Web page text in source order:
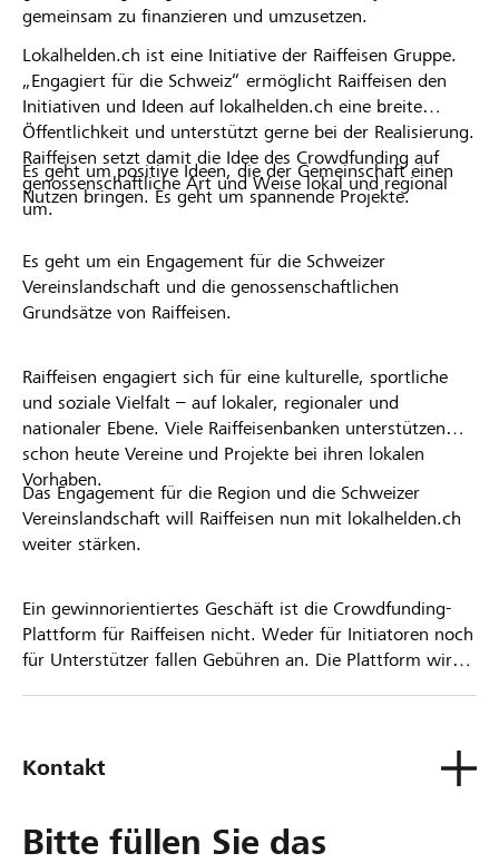
gemeinsam zu finanzieren und umzusetzen.
Lokalhelden.ch ist eine Initiative der Raiffeisen Gruppe.
„Engagiert für die Schweiz“ ermöglicht Raiffeisen den
Initiativen und Ideen auf lokalhelden.ch eine breite
Öffentlichkeit und unterstützt gerne bei der Realisierung.
Raiffeisen setzt damit die Idee des Crowdfunding auf
genossenschaftliche Art und Weise lokal und regional
um.
Es geht um positive Ideen, die der Gemeinschaft einen
Nutzen bringen. Es geht um spannende Projekte.
Es geht um ein Engagement für die Schweizer
Vereinslandschaft und die genossenschaftlichen
Grundsätze von Raiffeisen.
Raiffeisen engagiert sich für eine kulturelle, sportliche
und soziale Vielfalt – auf lokaler, regionaler und
nationaler Ebene. Viele Raiffeisenbanken unterstützen
schon heute Vereine und Projekte bei ihren lokalen
Vorhaben.
Das Engagement für die Region und die Schweizer
Vereinslandschaft will Raiffeisen nun mit lokalhelden.ch
weiter stärken.
Ein gewinnorientiertes Geschäft ist die Crowdfunding-
Plattform für Raiffeisen nicht. Weder für Initiatoren noch
für Unterstützer fallen Gebühren an. Die Plattform wird
Kontakt
Bitte füllen Sie das